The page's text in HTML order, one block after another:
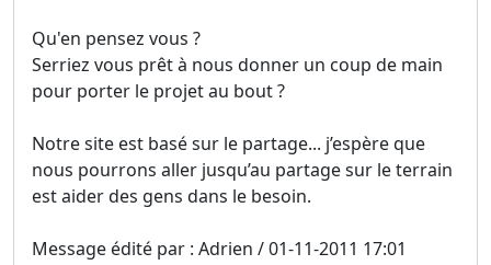
Qu'en pensez vous ?
Serriez vous prêt à nous donner un coup de main
pour porter le projet au bout ?
Notre site est basé sur le partage... j’espère que
nous pourrons aller jusqu’au partage sur le terrain
est aider des gens dans le besoin.
Message édité par : Adrien / 01-11-2011 17:01